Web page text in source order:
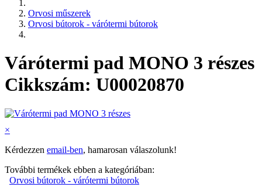
Orvosi műszerek
Orvosi bútorok - várótermi bútorok
Várótermi pad MONO 3 részes
Cikkszám: U00020870
×
Kérdezzen email-ben, hamarosan válaszolunk!
További termékek ebben a kategóriában:
Orvosi bútorok - várótermi bútorok